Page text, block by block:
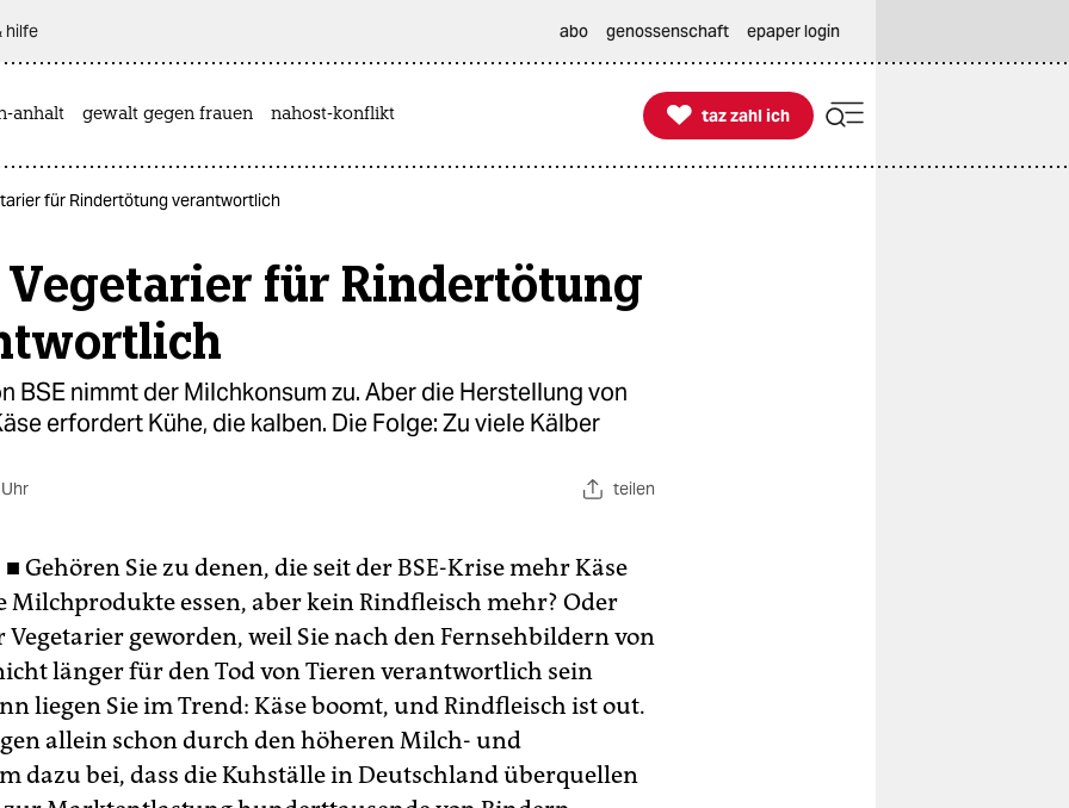
hilfe abo genossenschaft epaper login
anhalt gewalt gegen frauen nahost-konflikt 
taz zahl ich
taz zahl ich
für Rindertötung verantwortlich
für Rindertötung
BSE nimmt der Milchkonsum zu. Aber die Herstellung von
erfordert Kühe, die kalben. Die Folge: Zu viele Kälber
teilen
■ Gehören Sie zu denen, die seit der BSE-Krise mehr Käse
Milchprodukte essen, aber kein Rindfleisch mehr? Oder
Vegetarier geworden, weil Sie nach den Fernsehbildern von
länger für den Tod von Tieren verantwortlich sein
liegen Sie im Trend: Käse boomt, und Rindfleisch ist out.
allein schon durch den höheren Milch- und
dazu bei, dass die Kuhställe in Deutschland überquellen